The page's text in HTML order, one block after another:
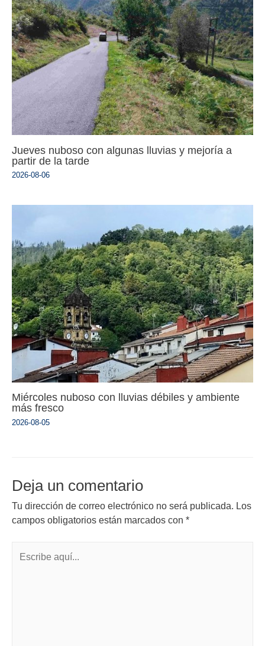
Jueves nuboso con algunas lluvias y mejoría a
partir de la tarde
2026-08-06
Miércoles nuboso con lluvias débiles y ambiente
más fresco
2026-08-05
Deja un comentario
Tu dirección de correo electrónico no será publicada. Los
campos obligatorios están marcados con *